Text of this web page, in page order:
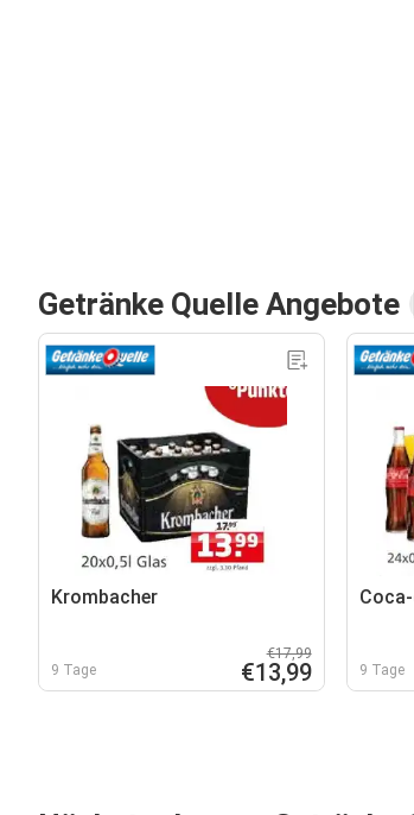
Getränke Quelle Angebote
Krombacher
9 Tage
€17,99
€13,99 9 Tage